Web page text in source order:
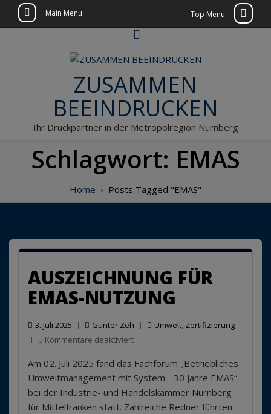
Main Menu Top Menu
ZUSAMMEN
BEEINDRUCKEN
Ihr Druckpartner in der Metropolregion Nürnberg
Schlagwort: EMAS
Home › Posts Tagged "EMAS"
AUSZEICHNUNG FÜR
EMAS-NUTZUNG
3. Juli 2025 Günter Zeh Umwelt, Zertifizierung
Kommentare deaktiviertfür
für
EMAS-
Nutzung
Am 02. Juli 2025 fand das Fachforum „Betriebliches
Umweltmanagement mit System - 30 Jahre EMAS“
bei der Industrie- und Handelskammer Nürnberg
für Mittelfranken statt. Zahlreiche Redner führten